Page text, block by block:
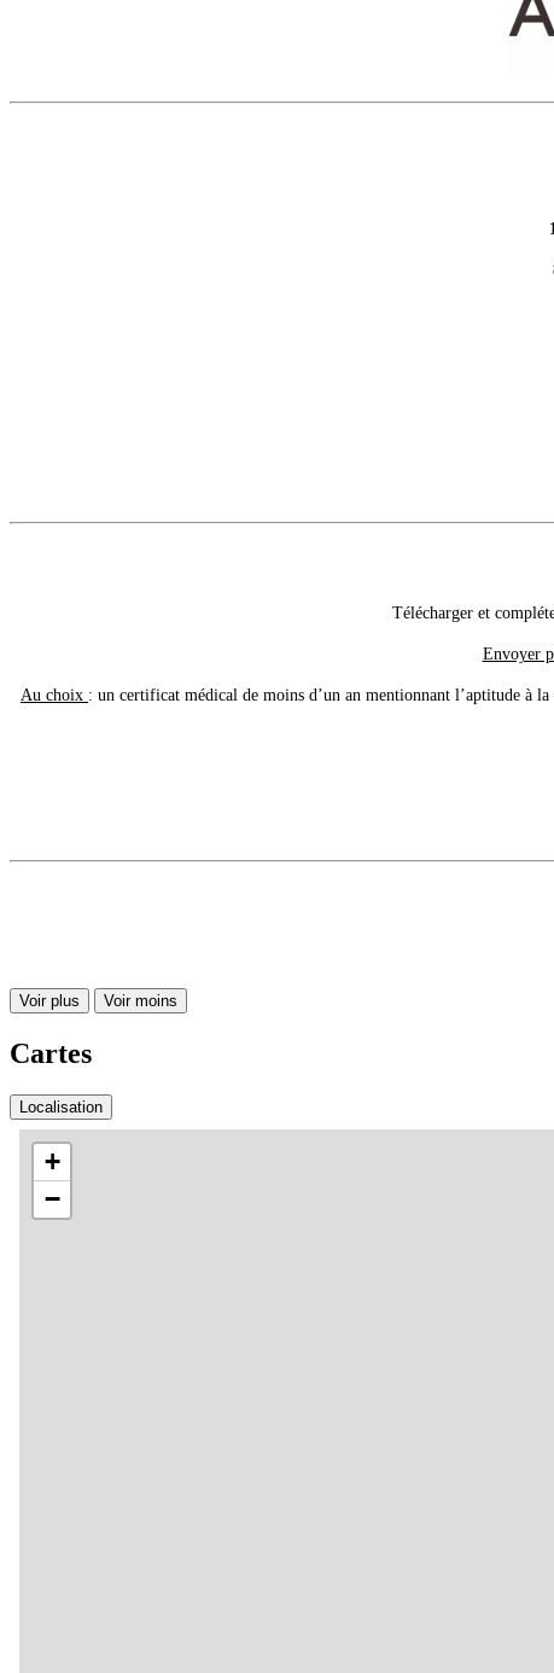
Télécharger et
Envoyer
Au choix : un certificat médical de moins d’un an mentionnant l’aptitude à
Voir plus Voir moins
Cartes
Localisation